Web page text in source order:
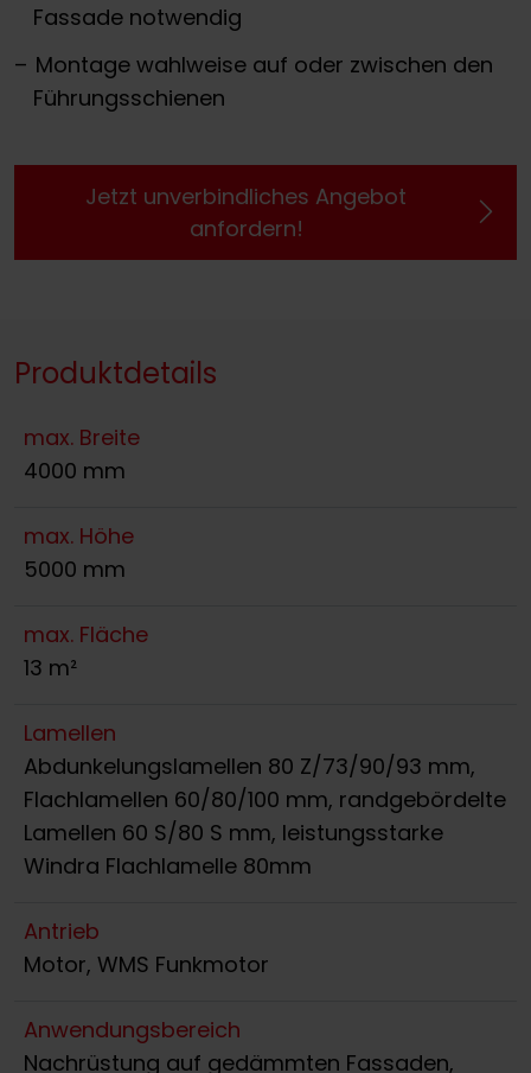
Fassade notwendig
Montage wahlweise auf oder zwischen den
Führungsschienen
Jetzt unverbindliches Angebot
anfordern!
Produktdetails
max. Breite
4000 mm
max. Höhe
5000 mm
max. Fläche
13 m²
Lamellen
Abdunkelungslamellen 80 Z/73/90/93 mm,
Flachlamellen 60/80/100 mm, randgebördelte
Lamellen 60 S/80 S mm, leistungsstarke
Windra Flachlamelle 80mm
Antrieb
Motor, WMS Funkmotor
Anwendungsbereich
Nachrüstung auf gedämmten Fassaden,